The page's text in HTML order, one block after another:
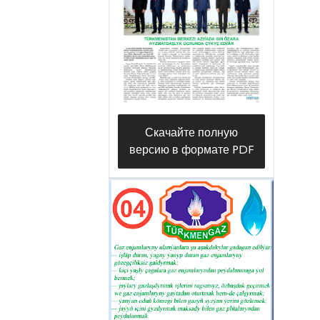
maglumatlary awtomatlaşdyryş
usullarda interpretirlemek
barlaghanasynyň müdiri Hatyja
Çopanowa, gazy çuňňur gaýtadan
işlemek sektorynyň inženeri Aýjemal
Mämmedowa, Himiýa institutynyň
senagat himiýasy barlaghanasynyň
müdiri Rejepnur Nurberdiýew, fiziki-
himiki seljerme we güwänama
bölüminiň ylmy işgäri Ogulnur
Jumaýewa, Ýagşygeldi Kakaýew
adyndaky Halkara nebit we gaz
uniwersitetiniň öwreniji mugallymy
Mähriban Keroglyýewa, Türkmen
döwlet binagärlik-gurluşyk institutynyň
Скачайте полную
версию в формате PDF